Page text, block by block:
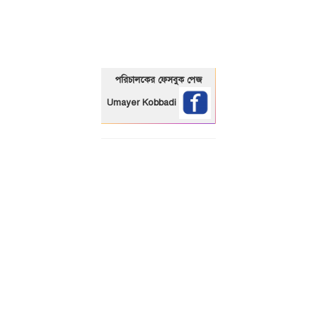
পরিচালকের ফেসবুক পেজ
Umayer Kobbadi